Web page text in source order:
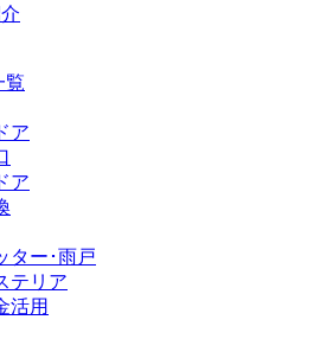
覧
ア
ア
ター･雨戸
テリア
活用